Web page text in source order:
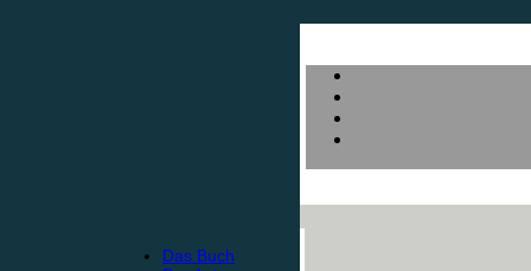
Das Buch